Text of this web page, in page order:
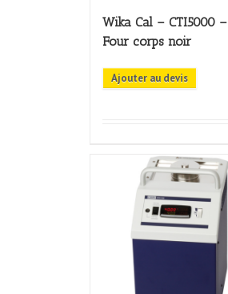
Wika Cal – CTI5000 –
Four corps noir
Ajouter au devis